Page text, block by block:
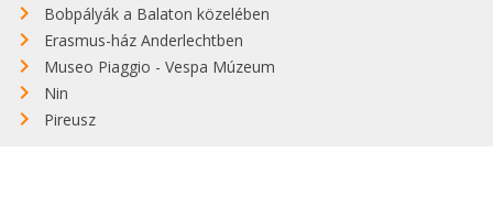
Bobpályák a Balaton közelében
Erasmus-ház Anderlechtben
Museo Piaggio - Vespa Múzeum
Nin
Pireusz